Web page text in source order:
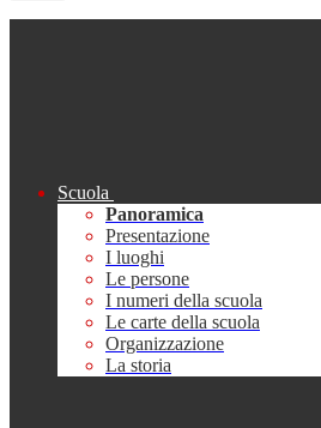
Scuola
Panoramica
Presentazione
I luoghi
Le persone
I numeri della scuola
Le carte della scuola
Organizzazione
La storia